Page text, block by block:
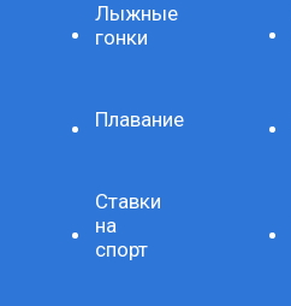
Лыжные
гонки
Плавание
Ставки
на
спорт